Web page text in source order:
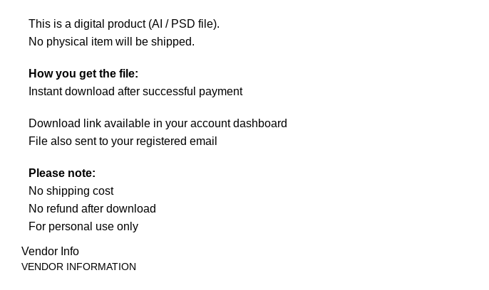
This is a digital product (AI / PSD file).
No physical item will be shipped.
How you get the file:
Instant download after successful payment
Download link available in your account dashboard
File also sent to your registered email
Please note:
No shipping cost
No refund after download
For personal use only
Vendor Info
VENDOR INFORMATION